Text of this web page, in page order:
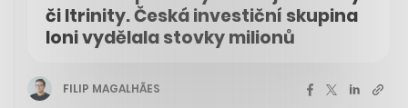
či Itrinity. Česká investiční skupina
loni vydělala stovky milionů
FILIP MAGALHÃES